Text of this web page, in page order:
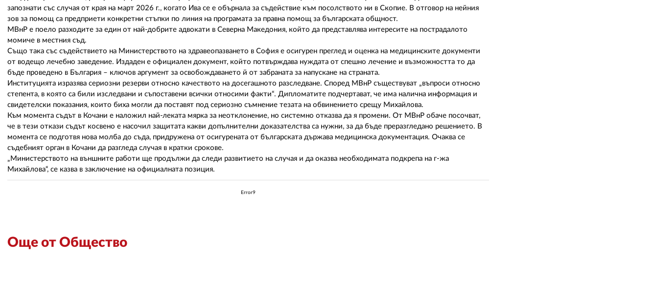
запознати със случая от края на март 2026 г., когато Ива се е обърнала за съдействие към посолството ни в Скопие. В отговор на нейния
зов за помощ са предприети конкретни стъпки по линия на програмата за правна помощ за българската общност.
МВнР е поело разходите за един от най-добрите адвокати в Северна Македония, който да представлява интересите на пострадалото
момиче в местния съд.
Също така със съдействието на Министерството на здравеопазването в София е осигурен преглед и оценка на медицинските документи
от водещо лечебно заведение. Издаден е официален документ, който потвърждава нуждата от спешно лечение и възможността то да
бъде проведено в България – ключов аргумент за освобождаването й от забраната за напускане на страната.
Институцията изразява сериозни резерви относно качеството на досегашното разследване. Според МВнР съществуват „въпроси относно
степента, в която са били изследвани и съпоставени всички относими факти“. Дипломатите подчертават, че има налична информация и
свидетелски показания, които биха могли да поставят под сериозно съмнение тезата на обвинението срещу Михайлова.
Към момента съдът в Кочани е наложил най-леката мярка за неотклонение, но системно отказва да я промени. От МВнР обаче посочват,
че в тези откази съдът косвено е насочил защитата какви допълнителни доказателства са нужни, за да бъде преразгледано решението. В
момента се подготвя нова молба до съда, придружена от осигурената от българската държава медицинска документация. Очаква се
съдебният орган в Кочани да разгледа случая в кратки срокове.
„Министерството на външните работи ще продължи да следи развитието на случая и да оказва необходимата подкрепа на г-жа
Михайлова“, се казва в заключение на официалната позиция.
Error9
Още от Общество